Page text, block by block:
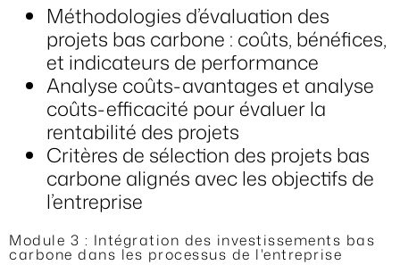
Méthodologies d’évaluation des
projets bas carbone : coûts, bénéfices,
et indicateurs de performance
Analyse coûts-avantages et analyse
coûts-efficacité pour évaluer la
rentabilité des projets
Critères de sélection des projets bas
carbone alignés avec les objectifs de
l’entreprise
Module 3 : Intégration des investissements bas
carbone dans les processus de l'entreprise